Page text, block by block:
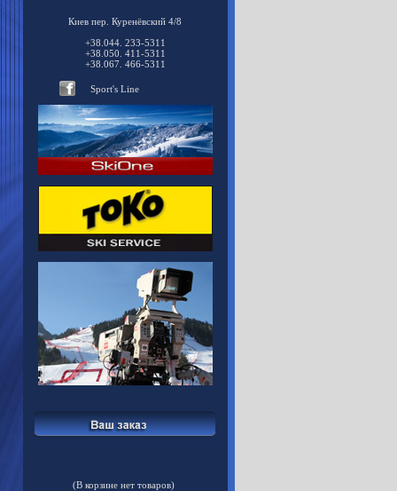
Киев пер. Куренёвский 4/8
+38.044. 233-5311
+38.050. 411-5311
+38.067. 466-5311
Sport's Line
(В корзине нет товаров)